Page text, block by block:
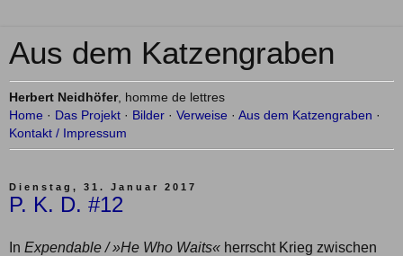
Aus dem Katzengraben
Herbert Neidhöfer, homme de lettres
Home · Das Projekt · Bilder · Verweise · Aus dem Katzengraben ·
Kontakt / Impressum
Dienstag, 31. Januar 2017
P. K. D. #12
In Expendable / »He Who Waits« herrscht Krieg zwischen